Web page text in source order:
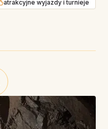
atrakcyjne wyjazdy i turnieje